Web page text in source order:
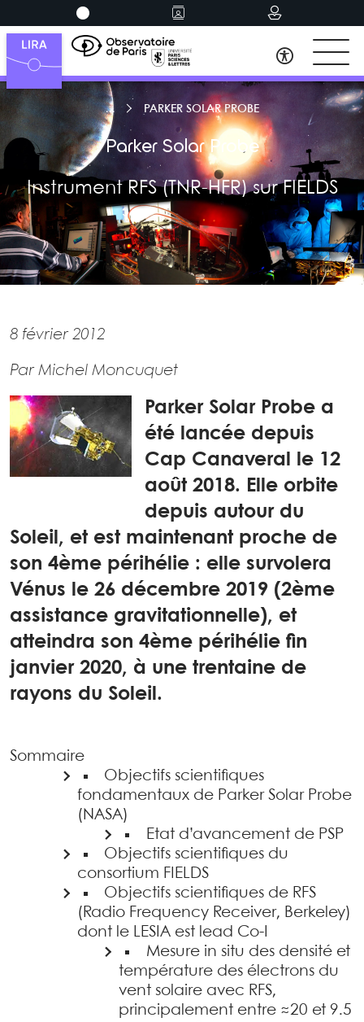
PARKER SOLAR PROBE
Parker Solar Probe
Instrument RFS (TNR-HFR) sur FIELDS
8 février 2012
Par Michel Moncuquet
Parker Solar Probe a
été lancée depuis
Cap Canaveral le 12
août 2018. Elle orbite
depuis autour du
Soleil, et est maintenant proche de
son 4ème périhélie : elle survolera
Vénus le 26 décembre 2019 (2ème
assistance gravitationnelle), et
atteindra son 4ème périhélie fin
janvier 2020, à une trentaine de
rayons du Soleil.
Sommaire
Objectifs scientifiques
fondamentaux de Parker Solar Probe
(NASA)
Etat d’avancement de PSP
Objectifs scientifiques du
consortium FIELDS
Objectifs scientifiques de RFS
(Radio Frequency Receiver, Berkeley)
dont le LESIA est lead Co-I
Mesure in situ des densité et
température des électrons du
vent solaire avec RFS,
principalement entre ≈20 et 9.5